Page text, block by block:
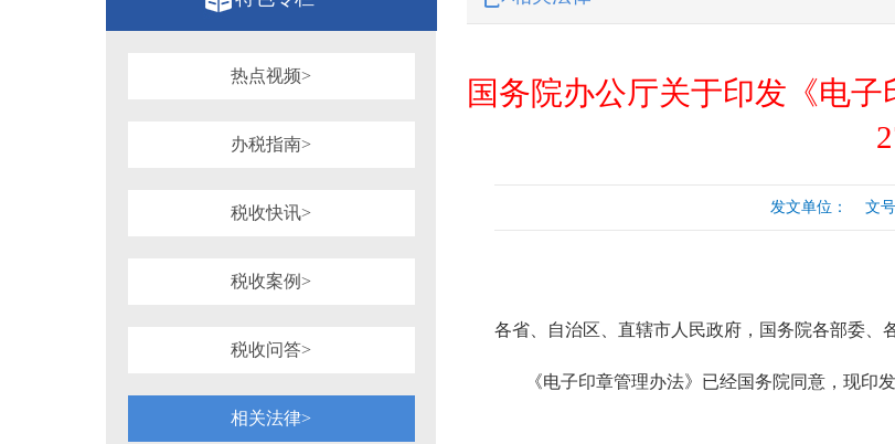
1991年
1990年 1989年
1986年
1954年
关税法
税收立法(规章、文件、批复）
税收征管法
税务行政公开
税务行政复议
税务强制措施、强制执行
涉税专业服务
可持续披露准则
重点行业税收政策汇编
热点视频>
办税指南>
税收快讯>
税收案例>
税收问答>
相关法律>
国务院办公厅关于印发《电子
发文单位： 文
各省、自治区、直辖市人民政府，国务院各部委、
《电子印章管理办法》已经国务院同意，现印